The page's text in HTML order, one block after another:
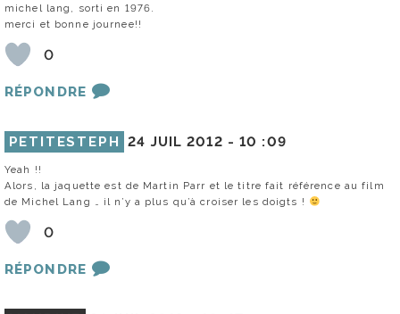
michel lang, sorti en 1976.
merci et bonne journee!!
0
RÉPONDRE
PETITESTEPH 24 JUIL 2012 -10 :09
Yeah !!
Alors, la jaquette est de Martin Parr et le titre fait référence au film
de Michel Lang … il n’y a plus qu’à croiser les doigts !
0
RÉPONDRE